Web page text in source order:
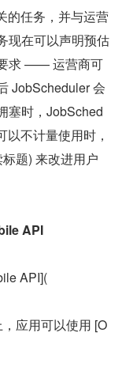
的任务，并与运营
现在可以声明预估
求 —— 运营商可
JobScheduler 会
塞时，JobSched
不计量使用时，
题) 来改进用户
API
API](
应用可以使用 [O